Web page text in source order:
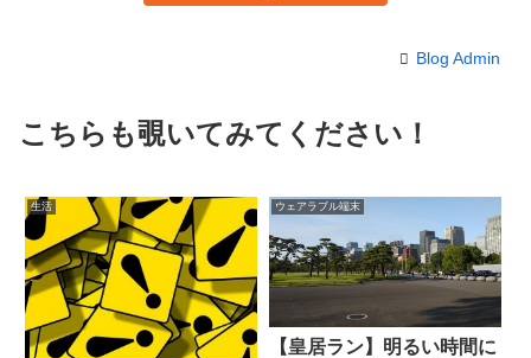
Blog Admin
こちらも覗いてみてください！
生活 ウェアラブル端末
【皇居ラン】明るい時間に